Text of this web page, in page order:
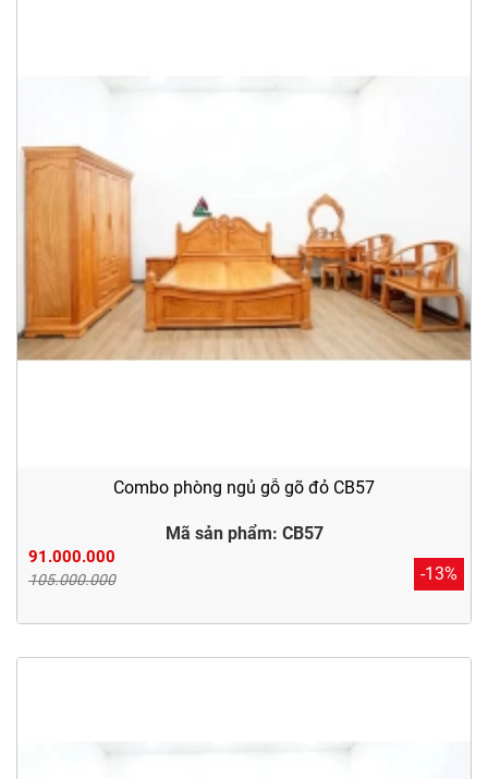
Combo phòng ngủ gỗ gõ đỏ CB57
Mã sản phẩm: CB57
91.000.000
105.000.000 -13%